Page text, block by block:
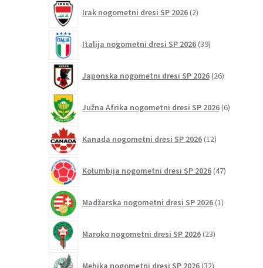
Irak nogometni dresi SP 2026 2izdelka
Italija nogometni dresi SP 2026 39izdelkov
Japonska nogometni dresi SP 2026 26izdelkov
Južna Afrika nogometni dresi SP 2026 6izdelkov
Kanada nogometni dresi SP 2026 12izdelkov
Kolumbija nogometni dresi SP 2026 47izdelkov
Madžarska nogometni dresi SP 2026 1izdelek
Maroko nogometni dresi SP 2026 23izdelkov
Mehika nogometni dresi SP 2026 32